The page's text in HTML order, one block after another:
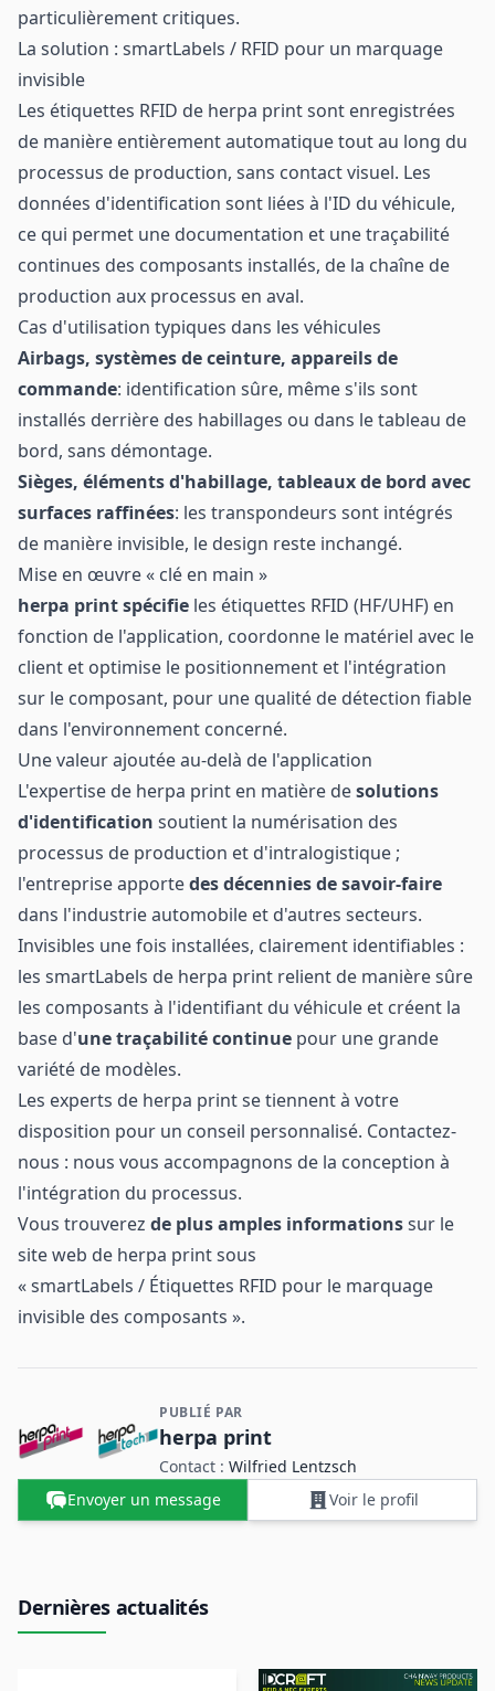
particulièrement critiques.
La solution : smartLabels / RFID pour un marquage
invisible
Les étiquettes RFID de herpa print sont enregistrées
de manière entièrement automatique tout au long du
processus de production, sans contact visuel. Les
données d'identification sont liées à l'ID du véhicule,
ce qui permet une documentation et une traçabilité
continues des composants installés, de la chaîne de
production aux processus en aval.
Cas d'utilisation typiques dans les véhicules
Airbags, systèmes de ceinture, appareils de
commande: identification sûre, même s'ils sont
installés derrière des habillages ou dans le tableau de
bord, sans démontage.
Sièges, éléments d'habillage, tableaux de bord avec
surfaces raffinées: les transpondeurs sont intégrés
de manière invisible, le design reste inchangé.
Mise en œuvre « clé en main »
herpa print spécifie les étiquettes RFID (HF/UHF) en
fonction de l'application, coordonne le matériel avec le
client et optimise le positionnement et l'intégration
sur le composant, pour une qualité de détection fiable
dans l'environnement concerné.
Une valeur ajoutée au-delà de l'application
L'expertise de herpa print en matière desolutions
d'identification soutient la numérisation des
processus de production et d'intralogistique ;
l'entreprise apportedes décennies de savoir-faire
dans l'industrie automobile et d'autres secteurs.
Invisibles une fois installées, clairement identifiables :
les smartLabels de herpa print relient de manière sûre
les composants à l'identifiant du véhicule et créent la
base d'une traçabilité continue pour une grande
variété de modèles.
Les experts de herpa print se tiennent à votre
disposition pour un conseil personnalisé. Contactez-
nous : nous vous accompagnons de la conception à
l'intégration du processus.
Vous trouverez de plus amples informationssur le
site web de herpa print sous
« smartLabels / Étiquettes RFID pour le marquage
invisible des composants ».
Contact et informations sur l'entreprise
PUBLIÉ PAR
herpa print
Contact : Wilfried Lentzsch
Envoyer un message
Voir le profil
Dernières actualités